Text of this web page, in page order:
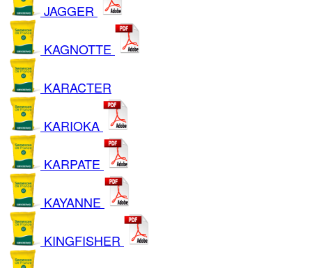
JAGGER
KAGNOTTE
KARACTER
KARIOKA
KARPATE
KAYANNE
KINGFISHER